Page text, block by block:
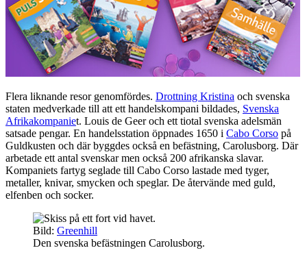
Flera liknande resor genomfördes. Drottning Kristina och svenska
staten medverkade till att ett handelskompani bildades, Svenska
Afrikakompaniet. Louis de Geer och ett tiotal svenska adelsmän
satsade pengar. En handelsstation öppnades 1650 i Cabo Corso på
Guldkusten och där byggdes också en befästning, Carolusborg. Där
arbetade ett antal svenskar men också 200 afrikanska slavar.
Kompaniets fartyg seglade till Cabo Corso lastade med tyger,
metaller, knivar, smycken och speglar. De återvände med guld,
elfenben och socker.
Bild: Greenhill
Den svenska befästningen Carolusborg.